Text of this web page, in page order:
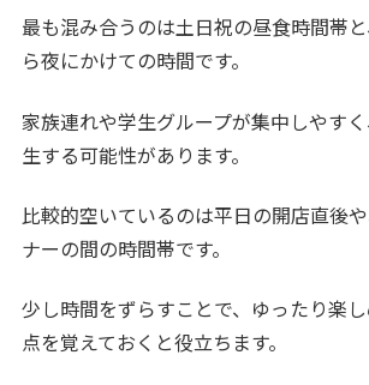
最も混み合うのは土日祝の昼食時間帯
ら夜にかけての時間です。
家族連れや学生グループが集中しやす
生する可能性があります。
比較的空いているのは平日の開店直後
ナーの間の時間帯です。
少し時間をずらすことで、ゆったり楽
点を覚えておくと役立ちます。